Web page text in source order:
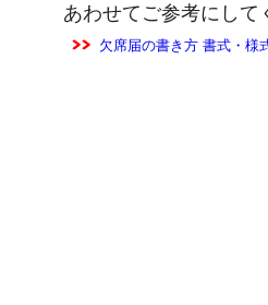
あわせてご参考にして
欠席届の書き方 書式・様